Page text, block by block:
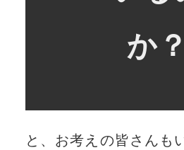
か？
と、お考えの皆さんも